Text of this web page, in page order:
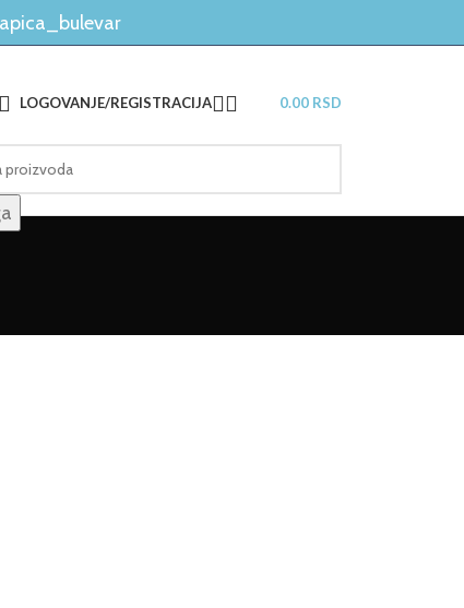
LOGOVANJE/REGISTRACIJA 0.00 RSD